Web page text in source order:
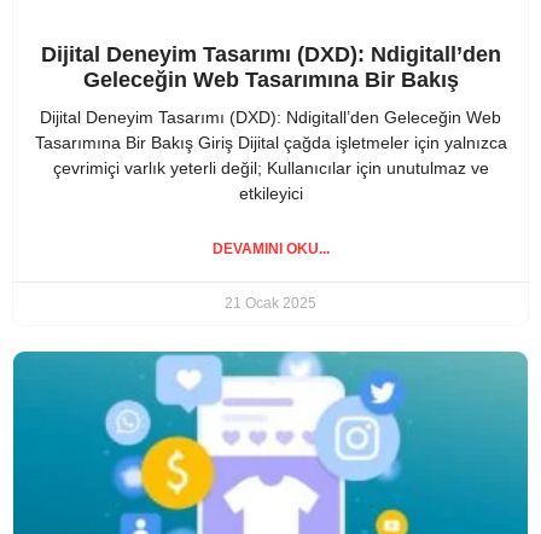
Dijital Deneyim Tasarımı (DXD): Ndigitall’den
Geleceğin Web Tasarımına Bir Bakış
Dijital Deneyim Tasarımı (DXD): Ndigitall’den Geleceğin Web
Tasarımına Bir Bakış Giriş Dijital çağda işletmeler için yalnızca
çevrimiçi varlık yeterli değil; Kullanıcılar için unutulmaz ve
etkileyici
DEVAMINI OKU...
21 Ocak 2025